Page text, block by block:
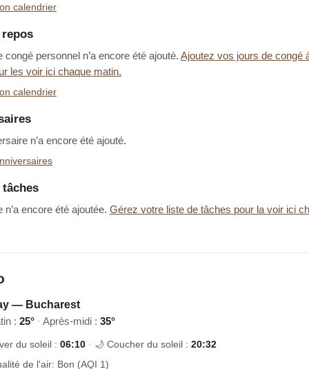
calendrier
congé personnel n’a encore été ajouté. Ajoutez vos jours de congé
les voir ici chaque matin.
calendrier
n’a encore été ajouté.
n’a encore été ajoutée. Gérez votre liste de tâches pour la voir ici
— Bucharest
: 25° · Après-midi : 35°
du soleil : 06:10 · 🌙 Coucher du soleil : 20:32
de l'air: Bon (AQI 1)